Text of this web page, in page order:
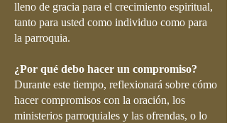
lleno de gracia para el crecimiento espiritual,
tanto para usted como individuo como para
la parroquia.
¿Por qué debo hacer un compromiso?
Durante este tiempo, reflexionará sobre cómo
hacer compromisos con la oración, los
ministerios parroquiales y las ofrendas, o lo